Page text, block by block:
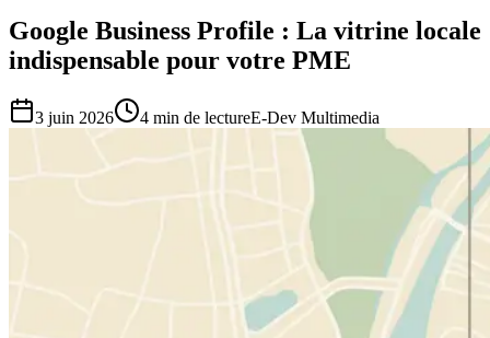
Google Business Profile : La vitrine locale
indispensable pour votre PME
3 juin 2026 4 min de lectureE-Dev Multimedia